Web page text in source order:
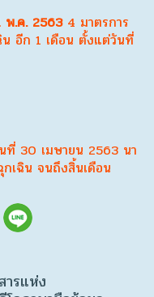
พ.ค. 2563 4 มาตรการ
น อีก 1 เดือน ตั้งแต่วันที่
ที่ 30 เมษายน 2563 นา
เฉิน จนถึงสิ้นเดือน
รแห่ง